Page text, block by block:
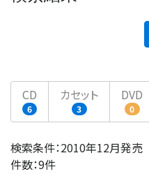
CD
6
カセット
3
DVD
0
検索条件：2010年12月発売
件数：9件